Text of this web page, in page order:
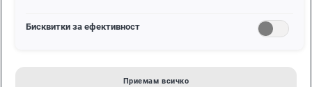
СЕРВИЗНА АКЦИЯ С ОБРАТНО
Бисквитки за ефективност
Приемам всичко